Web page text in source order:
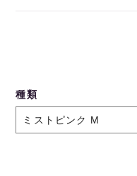
種類